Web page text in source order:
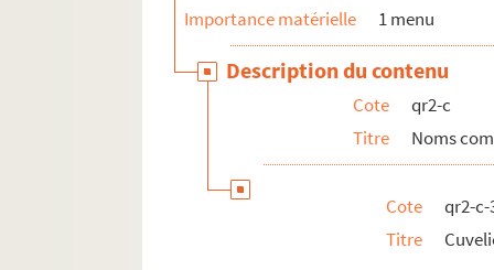
qr7. Documents recueillis par M. Martin
qr7-bis. Cartes des 17e et 18e siècles
qr8. I à IX - Mémoires imprimées
qr11. Factum issus du Don rombaut
qr12. Menus
qr4. Documents anciens : Arrondissement
qr5. Documentation pour travaux à publier
Importance matérielle
1 menu
Description du contenu
Cote
qr2-c
Titre
Noms
Cote
qr2-c-
Titre